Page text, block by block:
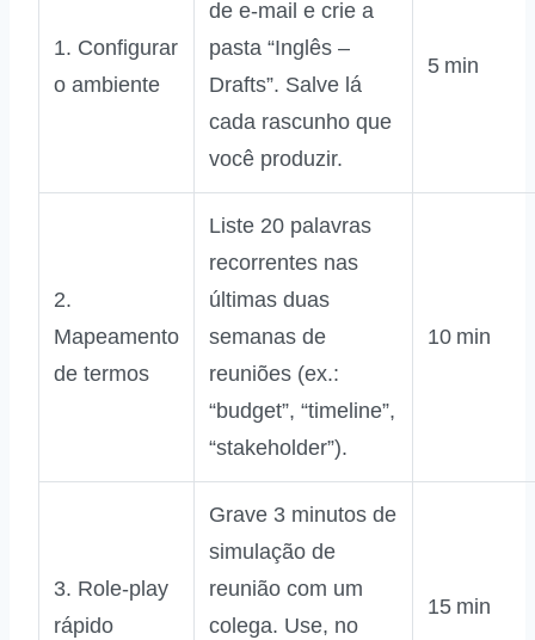
1. Configurar
o ambiente
de e‑mail e crie a
pasta “Inglês –
Drafts”. Salve lá
cada rascunho que
você produzir.
5 min
2.
Mapeamento
de termos
Liste 20 palavras
recorrentes nas
últimas duas
semanas de
reuniões (ex.:
“budget”, “timeline”,
“stakeholder”).
10 min
3. Role‑play
rápido
Grave 3 minutos de
simulação de
reunião com um
colega. Use, no
15 min